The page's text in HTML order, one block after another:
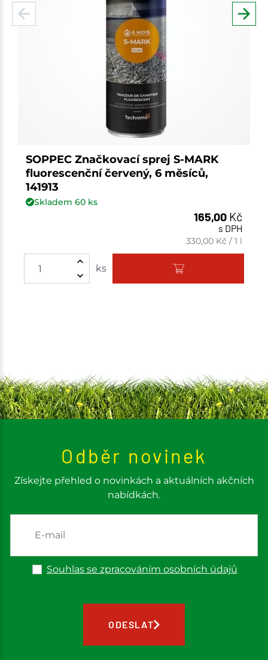
SOPPEC Značkovací sprej S-MARK
fluorescenční červený, 6 měsíců,
141913
Skladem 60ks
165,00 Kč
s DPH
330,00 Kč /1 l
ks Množství
Odběr novinek
Získejte přehled o novinkách a aktuálních akčních
nabídkách.
Souhlas se zpracováním osobních údajů
ODESLAT